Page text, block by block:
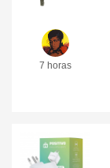
7 horas